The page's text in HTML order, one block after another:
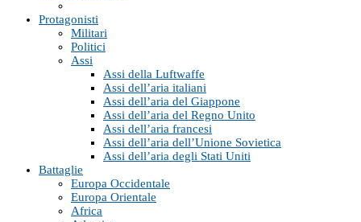
Protagonisti
Militari
Politici
Assi
Assi della Luftwaffe
Assi dell’aria italiani
Assi dell’aria del Giappone
Assi dell’aria del Regno Unito
Assi dell’aria francesi
Assi dell’aria dell’Unione Sovietica
Assi dell’aria degli Stati Uniti
Battaglie
Europa Occidentale
Europa Orientale
Africa